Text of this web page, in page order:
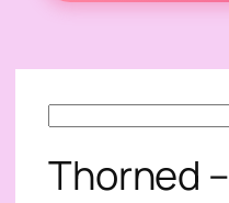
Thorned